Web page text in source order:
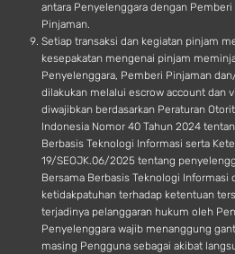
antara Penyelenggara dengan
Pinjaman.
Setiap transaksi dan kegiatan pinjam
kesepakatan mengenai pinjam
Penyelenggara, Pemberi Pinjaman
dilakukan melalui escrow account dan
diwajibkan berdasarkan Peraturan
Indonesia Nomor 40 Tahun 2024
Berbasis Teknologi Informasi serta
19/SEOJK.06/2025 tentang
Bersama Berbasis Teknologi Informasi
ketidakpatuhan terhadap ketentuan
terjadinya pelanggaran hukum oleh
Penyelenggara wajib menanggung
masing Pengguna sebagai akibat